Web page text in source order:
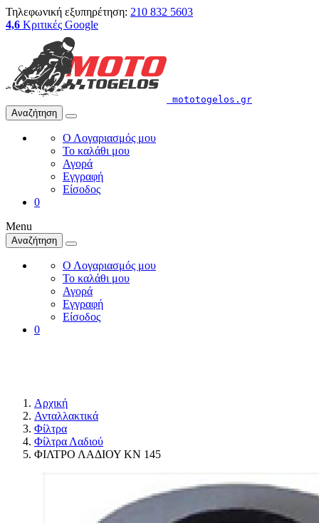
Τηλεφωνική εξυπηρέτηση: 210 832 5603
4,6 Κριτικές Google
mototogelos.gr
Αναζήτηση
Ο Λογαριασμός μου
Το καλάθι μου
Αγορά
Εγγραφή
Είσοδος
0
Menu
Αναζήτηση
Ο Λογαριασμός μου
Το καλάθι μου
Αγορά
Εγγραφή
Είσοδος
0
Αρχική
Ανταλλακτικά
Φίλτρα
Φίλτρα Λαδιού
ΦΙΛΤΡΟ ΛΑΔΙΟΥ ΚΝ 145